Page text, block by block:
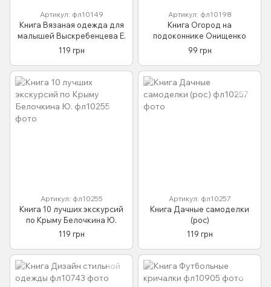
Артикул: фл10149
Книга Вязаная одежда для
малышей Выскребенцева Е.
119 грн
Артикул: фл10198
Книга Огород на
подоконнике Онищенко
99 грн
Артикул: фл10255
Книга 10 лучших экскурсий
по Крыму Белочкина Ю.
119 грн
Артикул: фл10257
Книга Дачные самоделки
(рос)
119 грн